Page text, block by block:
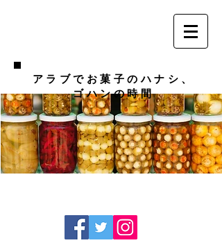
アラブでお菓子のハナシ、
ゴハンの時間